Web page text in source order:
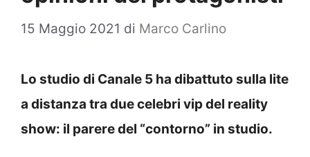
15 Maggio 2021 di Marco Carlino
Lo studio di Canale 5 ha dibattuto sulla lite
a distanza tra due celebri vip del reality
show: il parere del “contorno” in studio.